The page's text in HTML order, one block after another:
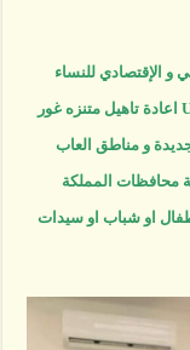
و الإقتصادي للنساء
المستضعفات في غور الصافي بدعم من UN Habitat اعادة تاهيل متنزه غور
جديدة و مناطق العاب
محافظات المملكة
او شباب او سيدات